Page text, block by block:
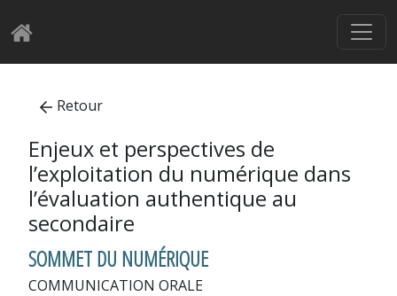
Retour
Enjeux et perspectives de
l’exploitation du numérique dans
l’évaluation authentique au
secondaire
SOMMET DU NUMÉRIQUE
COMMUNICATION ORALE